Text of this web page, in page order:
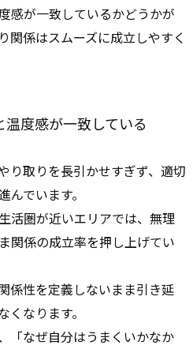
感が一致しているかどうかが
関係はスムーズに成立しやすく
度感が一致している
り取りを長引かせすぎず、適切
でいます。
活圏が近いエリアでは、無理
関係の成立率を押し上げてい
係性を定義しないまま引き延
なります。
「なぜ自分はうまくいかなか